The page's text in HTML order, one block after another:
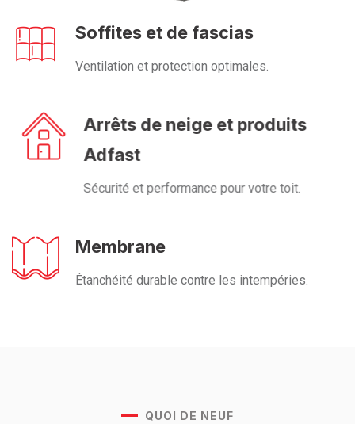
Soffites et de fascias
Ventilation et protection optimales.
Arrêts de neige et produits
Adfast
Sécurité et performance pour votre toit.
Membrane
Étanchéité durable contre les intempéries.
QUOI DE NEUF